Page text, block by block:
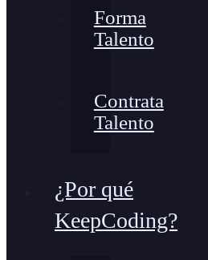
Forma
Talento
Contrata
Talento
¿Por qué
KeepCoding?